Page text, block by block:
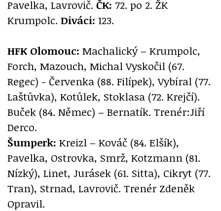
Pavelka, Lavrovič. ČK: 72. po 2. ŽK
Krumpolc. Diváci: 123.
HFK Olomouc: Machalický – Krumpolc,
Forch, Mazouch, Michal Vyskočil (67.
Regec) - Červenka (88. Filípek), Vybíral (77.
Laštůvka), Kotůlek, Stoklasa (72. Krejčí).
Buček (84. Němec) – Bernatík. Trenér:Jiří
Derco.
Šumperk: Kreizl – Kováč (84. Elšík),
Pavelka, Ostrovka, Smrž, Kotzmann (81.
Nízký), Linet, Jurásek (61. Sitta), Cikryt (77.
Tran), Strnad, Lavrovič. Trenér Zdeněk
Opravil.